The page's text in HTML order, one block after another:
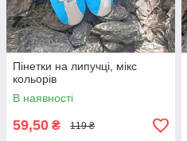
Пінетки на липучці, мікс
кольорів
В наявності
59,50 ₴ 119 ₴